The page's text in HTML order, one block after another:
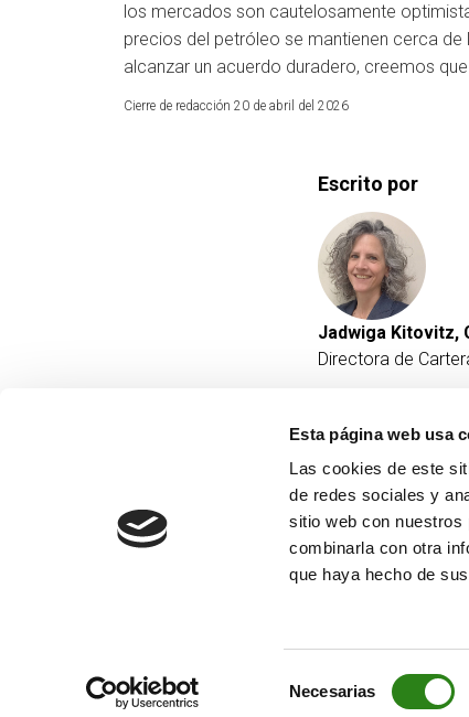
Esta página web usa
Las cookies de este
de redes sociales y
sitio web con nuestros
combinarla con otra
que haya hecho de
Necesarias
los mercados son cautelosamente
precios del petróleo se mantienen cerca de
alcanzar un acuerdo duradero, creemos
Cierre de redacción 20 de abril del 2026
Escrito por
Jadwiga Kitovitz,
Directora de